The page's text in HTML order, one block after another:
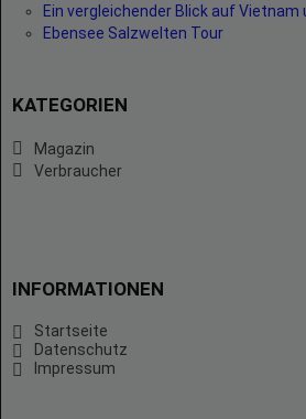
Ein vergleichender Blick auf Vietnam
Ebensee Salzwelten Tour
KATEGORIEN
Magazin
Verbraucher
INFORMATIONEN
Startseite
Datenschutz
Impressum